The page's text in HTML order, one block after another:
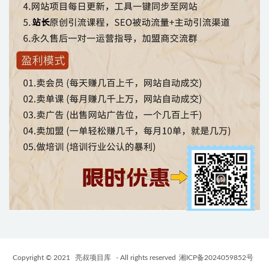
Copyright © 2021 亮叔项目库 - All rights reserved 湘ICP备2024059852号